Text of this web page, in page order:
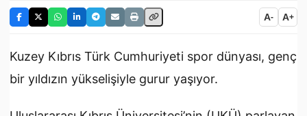
A- A+
Kuzey Kıbrıs Türk Cumhuriyeti spor dünyası, genç
bir yıldızın yükselişiyle gurur yaşıyor.